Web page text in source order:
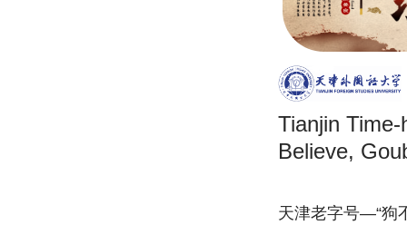
Tianjin
Believe,
天津老字号—“狗